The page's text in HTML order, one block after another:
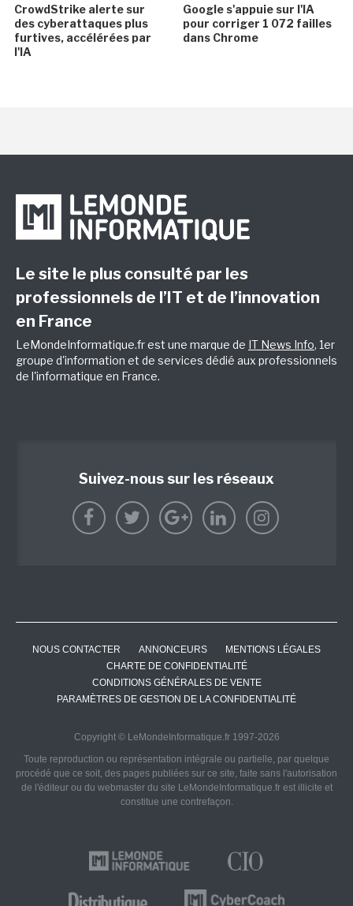
CrowdStrike alerte sur
des cyberattaques plus
furtives, accélérées par
l'IA
Google s'appuie sur l'IA
pour corriger 1 072 failles
dans Chrome
Le site le plus consulté par les
professionnels de l’IT et de l’innovation
en France
LeMondeInformatique.fr est une marque de IT News Info, 1er
groupe d'information et de services dédié aux professionnels
de l'informatique en France.
Suivez-nous sur les réseaux
NOUS CONTACTER ANNONCEURS
MENTIONS LÉGALES
CHARTE DE CONFIDENTIALITÉ
CONDITIONS GÉNÉRALES DE VENTE
PARAMÈTRES DE GESTION DE LA CONFIDENTIALITÉ
Copyright © LeMondeInformatique.fr 1997-2026
Toute reproduction ou représentation intégrale ou partielle, par quelque
procédé que ce soit, des pages publiées sur ce site, faite sans l'autorisation
de l'éditeur ou du webmaster du site LeMondeInformatique.fr est illicite et
constitue une contrefaçon.